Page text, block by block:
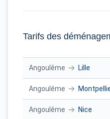
Tarifs des
Angoulême Lille
Angoulême
Angoulême Nice